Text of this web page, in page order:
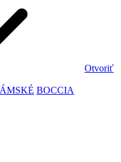
Otvoriť
BOCCIA